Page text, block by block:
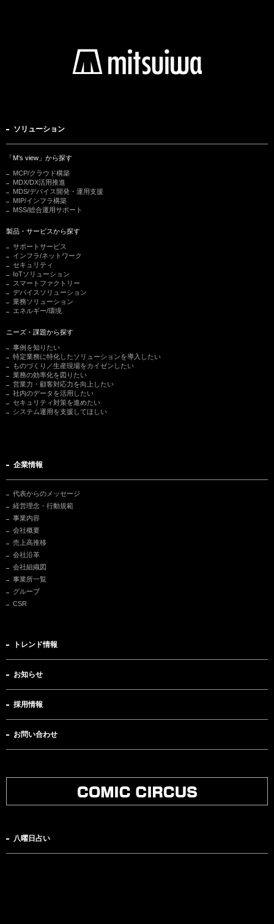
ソリューション
「M's view」から探す
MCP/クラウド構築
MDX/DX活用推進
MDS/デバイス開発・運用支援
MIP/インフラ構築
MSS/総合運用サポート
製品・サービスから探す
サポートサービス
インフラ/ネットワーク
セキュリティ
IoTソリューション
スマートファクトリー
デバイスソリューション
業務ソリューション
エネルギー/環境
ニーズ・課題から探す
事例を知りたい
特定業務に特化したソリューションを導入したい
ものづくり／生産現場をカイゼンしたい
業務の効率化を図りたい
営業力・顧客対応力を向上したい
社内のデータを活用したい
セキュリティ対策を進めたい
システム運用を支援してほしい
企業情報
代表からのメッセージ
経営理念・行動規範
事業内容
会社概要
売上高推移
会社沿革
会社組織図
事業所一覧
グループ
CSR
トレンド情報
お知らせ
採用情報
お問い合わせ
八曜日占い